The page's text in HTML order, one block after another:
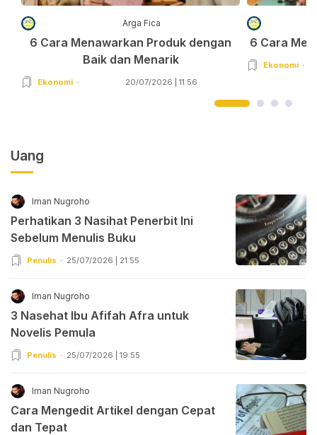
Arga Fica
6 Cara Menawarkan Produk dengan
Baik dan Menarik
Ekonomi 20/07/2026 | 11:56
6 Cara
Ekonomi
Uang
Iman Nugroho
Perhatikan 3 Nasihat Penerbit Ini
Sebelum Menulis Buku
Penulis 25/07/2026 | 21:55
Iman Nugroho
3 Nasehat Ibu Afifah Afra untuk
Novelis Pemula
Penulis 25/07/2026 | 19:55
Iman Nugroho
Cara Mengedit Artikel dengan Cepat
dan Tepat